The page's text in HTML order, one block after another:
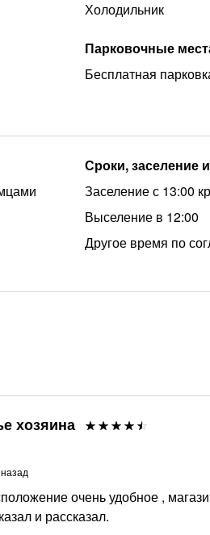
Холодильник
Парковочные
Бесплатная
Сроки, заселение
Заселение с 13:00
Выселение в 12:00
Другое время по
хозяина
очень удобное ,
и рассказал.